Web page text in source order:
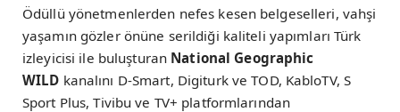
Ödüllü yönetmenlerden nefes kesen belgeselleri, vahşi
yaşamın gözler önüne serildiği kaliteli yapımları Türk
izleyicisi ile buluşturan National Geographic
WILD kanalını D-Smart, Digiturk ve TOD, KabloTV, S
Sport Plus, Tivibu ve TV+ platformlarından